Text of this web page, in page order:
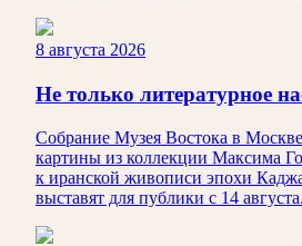
8 августа 2026
Не только литературное
Собрание Музея Востока в
картины из коллекции Максима
к иранской живописи эпохи
выставят для публики с 14 августа.